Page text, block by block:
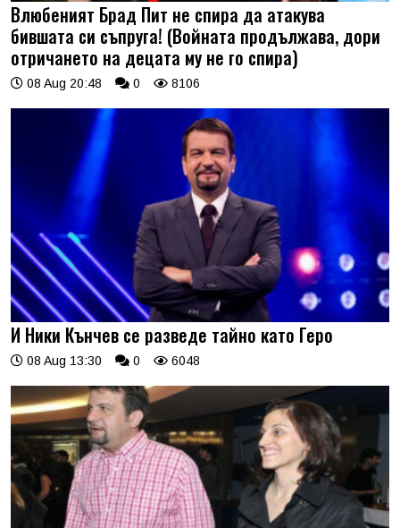
Влюбеният Брад Пит не спира да атакува
бившата си съпруга! (Войната продължава, дори
отричането на децата му не го спира)
08 Aug 20:48 0 8106
И Ники Кънчев се разведе тайно като Геро
08 Aug 13:30 0 6048